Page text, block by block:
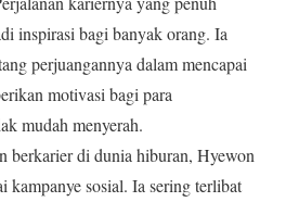
inspirasi bagi banyak orang. Ia
perjuangannya dalam mencapai
motivasi bagi para
mudah menyerah.
berkarier di dunia hiburan, Hyewon
kampanye sosial. Ia sering terlibat